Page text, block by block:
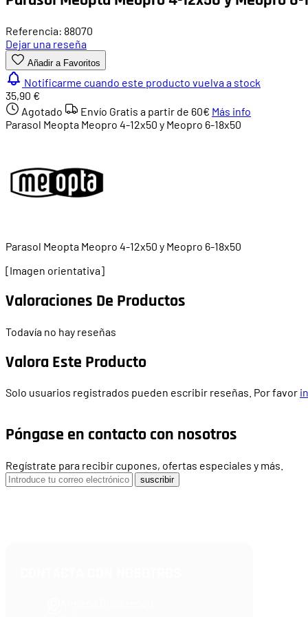
Referencia: 88070
Dejar una reseña
Añadir a Favoritos
Notificarme cuando este producto vuelva a stock
35,90 €
Agotado
Envío Gratis a partir de 60€ Más info
Parasol Meopta Meopro 4-12x50 y Meopro 6-18x50
Parasol Meopta Meopro 4-12x50 y Meopro 6-18x50
[Imagen orientativa]
Valoraciones De Productos
Todavía no hay reseñas
Valora Este Producto
Solo usuarios registrados pueden escribir reseñas. Por favor
Póngase en contacto con nosotros
Regístrate para recibir cupones, ofertas especiales y más.
suscribir